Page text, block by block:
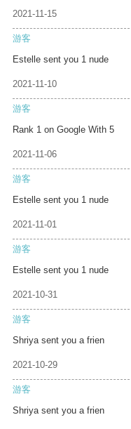
2021-11-15
游客
Estelle sent you 1 nude
2021-11-10
游客
Rank 1 on Google With 5
2021-11-06
游客
Estelle sent you 1 nude
2021-11-01
游客
Estelle sent you 1 nude
2021-10-31
游客
Shriya sent you a frien
2021-10-29
游客
Shriya sent you a frien